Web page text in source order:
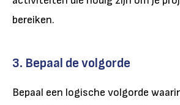
bereiken.
3. Bepaal de volgorde
Bepaal een logische volgorde